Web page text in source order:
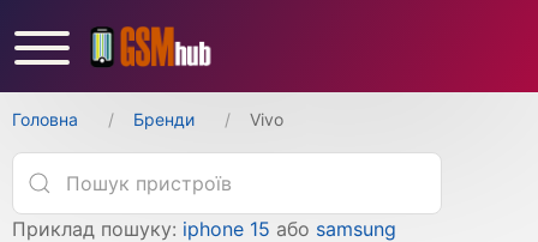
Головна Бренди Vivo
Приклад пошуку: iphone 15 або samsung